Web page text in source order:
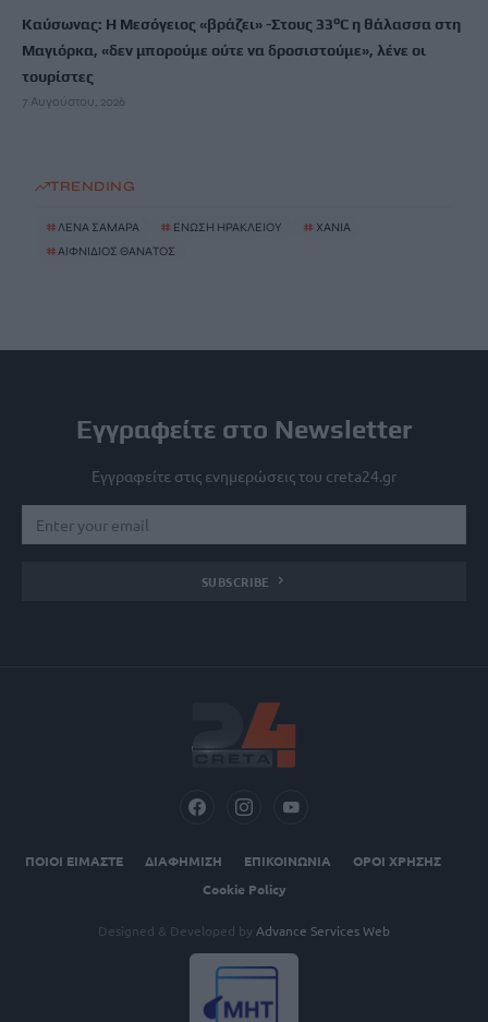
Καύσωνας: Η Μεσόγειος «βράζει» -Στους 33°C η θάλασσα στη
Μαγιόρκα, «δεν μπορούμε ούτε να δροσιστούμε», λένε οι
τουρίστες
7 Αυγούστου, 2026
TRENDING
#ΛΕΝΑ ΣΑΜΑΡΑ # ΕΝΩΣΗ ΗΡΑΚΛΕΙΟΥ # ΧΑΝΙΑ
# ΑΙΦΝΙΔΙΟΣ ΘΑΝΑΤΟΣ
Εγγραφείτε στο Newsletter
Εγγραφείτε στις ενημερώσεις του creta24.gr
SUBSCRIBE
ΠΟΙΟΙ ΕΙΜΑΣΤΕ ΔΙΑΦΗΜΙΣΗ ΕΠΙΚΟΙΝΩΝΙΑ
ΟΡΟΙ ΧΡΗΣΗΣ
Cookie Policy
Designed & Developed by Advance Services Web